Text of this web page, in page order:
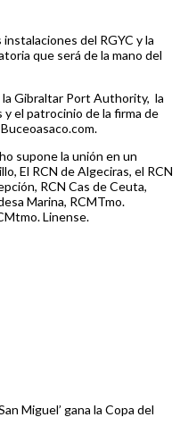
del RGYC y la
que será de la mano del
la Gibraltar Port Authority, la
el patrocinio de la firma de
supone la unión en un
El RCN de Algeciras, el RCN
RCN Cas de Ceuta,
Marina, RCMTmo.
Linense.
Miguel’ gana la Copa del